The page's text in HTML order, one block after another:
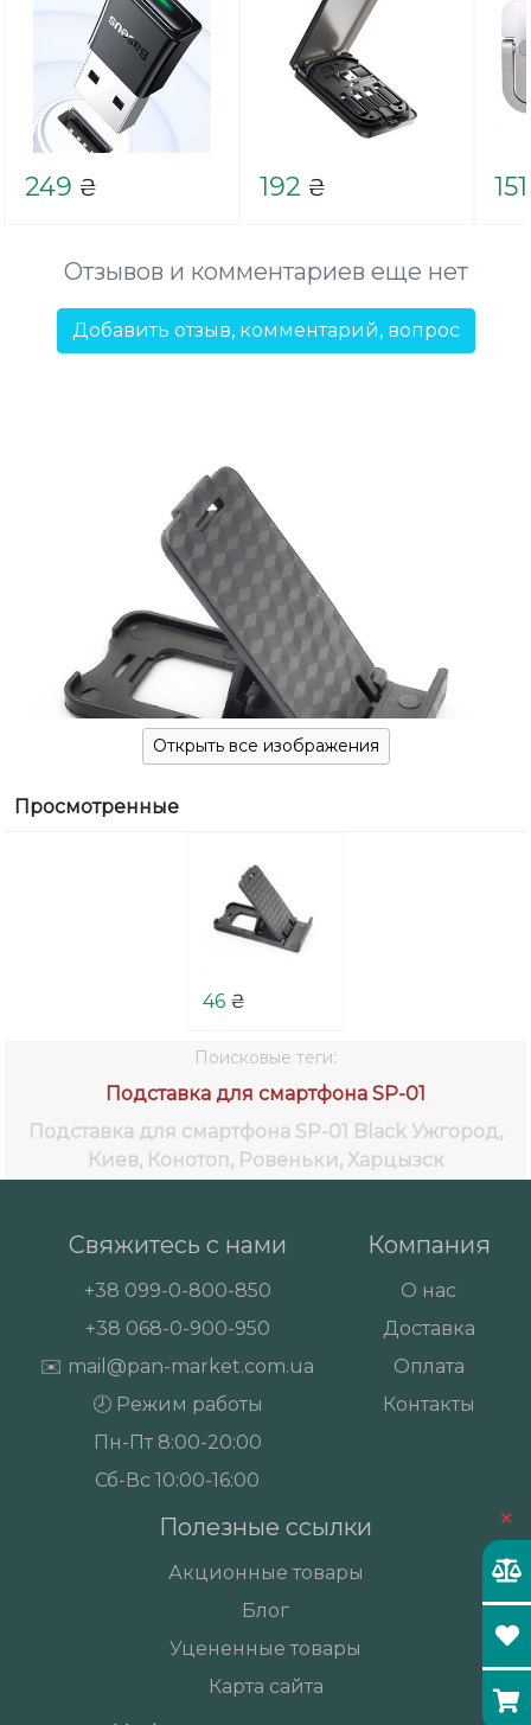
×
249 ₴ 192 ₴ 151
Отзывов и комментариев еще нет
Добавить отзыв, комментарий, вопрос
Открыть все изображения
Просмотренные
46 ₴
Поисковые теги:
Подставка для смартфона SP-01
Подставка для смартфона SP-01 Black Ужгород,
Киев, Конотоп, Ровеньки, Харцызск
Свяжитесь с нами
+38 099-0-800-850
+38 068-0-900-950
✉️ mail@pan-market.com.ua
🕗 Режим работы
Пн-Пт 8:00-20:00
Сб-Вс 10:00-16:00
Компания
О нас
Доставка
Оплата
Контакты
Полезные ссылки
Акционные товары
Блог
Уцененные товары
Карта сайта